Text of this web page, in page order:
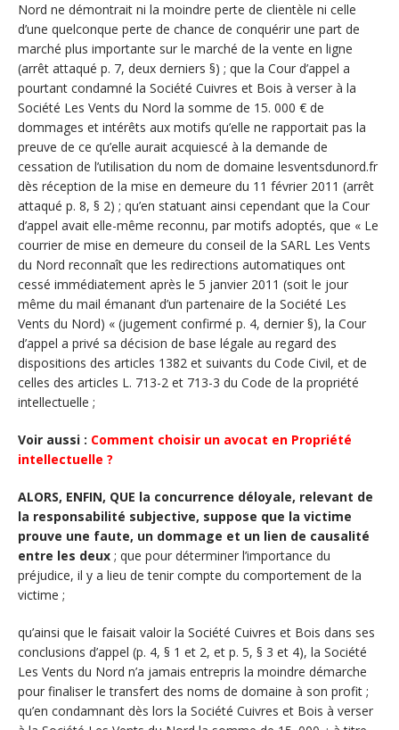
Nord ne démontrait ni la moindre perte de clientèle ni celle
d’une quelconque perte de chance de conquérir une part de
marché plus importante sur le marché de la vente en ligne
(arrêt attaqué p. 7, deux derniers §) ; que la Cour d’appel a
pourtant condamné la Société Cuivres et Bois à verser à la
Société Les Vents du Nord la somme de 15. 000 € de
dommages et intérêts aux motifs qu’elle ne rapportait pas la
preuve de ce qu’elle aurait acquiescé à la demande de
cessation de l’utilisation du nom de domaine lesventsdunord.fr
dès réception de la mise en demeure du 11 février 2011 (arrêt
attaqué p. 8, § 2) ; qu’en statuant ainsi cependant que la Cour
d’appel avait elle-même reconnu, par motifs adoptés, que « Le
courrier de mise en demeure du conseil de la SARL Les Vents
du Nord reconnaît que les redirections automatiques ont
cessé immédiatement après le 5 janvier 2011 (soit le jour
même du mail émanant d’un partenaire de la Société Les
Vents du Nord) « (jugement confirmé p. 4, dernier §), la Cour
d’appel a privé sa décision de base légale au regard des
dispositions des articles 1382 et suivants du Code Civil, et de
celles des articles L. 713-2 et 713-3 du Code de la propriété
intellectuelle ;
Voir aussi : Comment choisir un avocat en Propriété
intellectuelle ?
ALORS, ENFIN, QUE la concurrence déloyale, relevant de
la responsabilité subjective, suppose que la victime
prouve une faute, un dommage et un lien de causalité
entre les deux ; que pour déterminer l’importance du
préjudice, il y a lieu de tenir compte du comportement de la
victime ;
qu’ainsi que le faisait valoir la Société Cuivres et Bois dans ses
conclusions d’appel (p. 4, § 1 et 2, et p. 5, § 3 et 4), la Société
Les Vents du Nord n’a jamais entrepris la moindre démarche
pour finaliser le transfert des noms de domaine à son profit ;
qu’en condamnant dès lors la Société Cuivres et Bois à verser